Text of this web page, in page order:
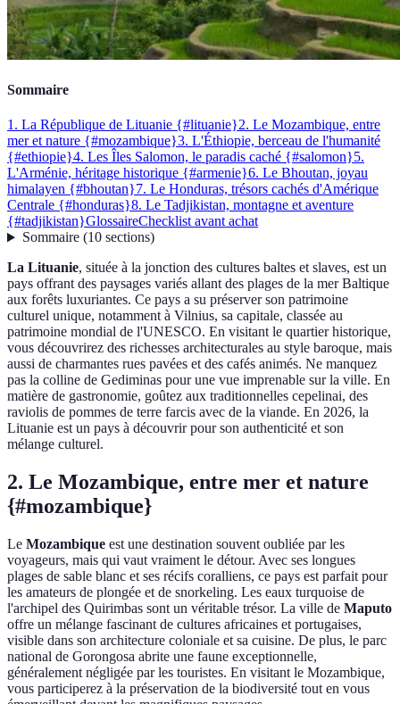
Sommaire
1. La République de Lituanie {#lituanie}2. Le Mozambique, entre
mer et nature {#mozambique}3. L'Éthiopie, berceau de l'humanité
{#ethiopie}4. Les Îles Salomon, le paradis caché {#salomon}5.
L'Arménie, héritage historique {#armenie}6. Le Bhoutan, joyau
himalayen {#bhoutan}7. Le Honduras, trésors cachés d'Amérique
Centrale {#honduras}8. Le Tadjikistan, montagne et aventure
{#tadjikistan}GlossaireChecklist avant achat
Sommaire(10 sections)
La Lituanie, située à la jonction des cultures baltes et slaves, est un
pays offrant des paysages variés allant des plages de la mer Baltique
aux forêts luxuriantes. Ce pays a su préserver son patrimoine
culturel unique, notamment à Vilnius, sa capitale, classée au
patrimoine mondial de l'UNESCO. En visitant le quartier historique,
vous découvrirez des richesses architecturales au style baroque, mais
aussi de charmantes rues pavées et des cafés animés. Ne manquez
pas la colline de Gediminas pour une vue imprenable sur la ville. En
matière de gastronomie, goûtez aux traditionnelles cepelinai, des
raviolis de pommes de terre farcis avec de la viande. En 2026, la
Lituanie est un pays à découvrir pour son authenticité et son
mélange culturel.
2. Le Mozambique, entre mer et nature
{#mozambique}
Le Mozambique est une destination souvent oubliée par les
voyageurs, mais qui vaut vraiment le détour. Avec ses longues
plages de sable blanc et ses récifs coralliens, ce pays est parfait pour
les amateurs de plongée et de snorkeling. Les eaux turquoise de
l'archipel des Quirimbas sont un véritable trésor. La ville de Maputo
offre un mélange fascinant de cultures africaines et portugaises,
visible dans son architecture coloniale et sa cuisine. De plus, le parc
national de Gorongosa abrite une faune exceptionnelle,
généralement négligée par les touristes. En visitant le Mozambique,
vous participerez à la préservation de la biodiversité tout en vous